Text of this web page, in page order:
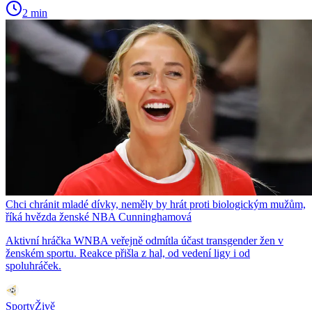
2 min
Chci chránit mladé dívky, neměly by hrát proti biologickým mužům,
říká hvězda ženské NBA Cunninghamová
Aktivní hráčka WNBA veřejně odmítla účast transgender žen v
ženském sportu. Reakce přišla z hal, od vedení ligy i od
spoluhráček.
SportyŽivě